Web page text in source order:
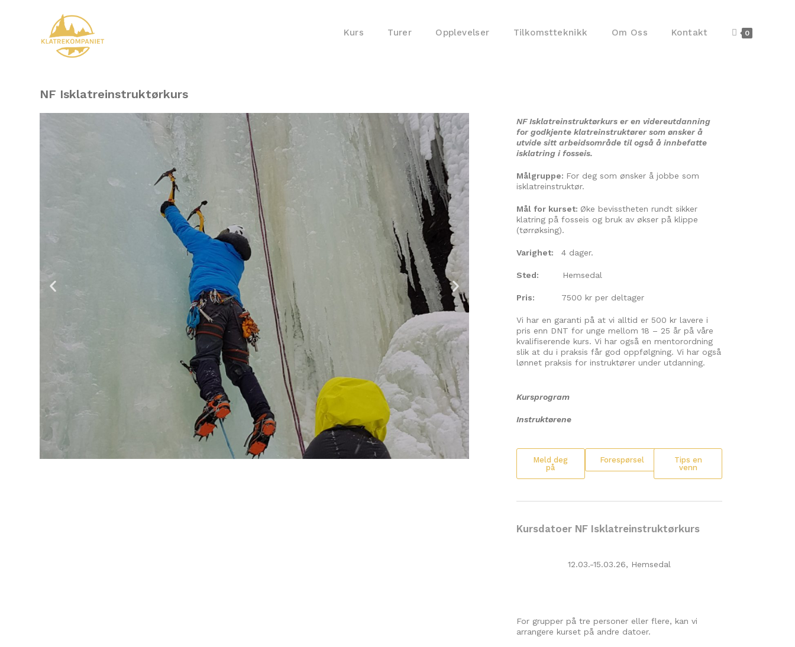
Kurs Turer Opplevelser Tilkomstteknikk Om Oss Kontakt 0
NF Isklatreinstruktørkurs
NF Isklatreinstruktørkurs er en videreutdanning
for godkjente klatreinstruktører som ønsker å
utvide sitt arbeidsområde til også å innbefatte
isklatring i fosseis.
Målgruppe: For deg som ønsker å jobbe som
isklatreinstruktør.
Mål for kurset: Øke bevisstheten rundt sikker
klatring på fosseis og bruk av økser på klippe
(tørrøksing).
Varighet: 4 dager.
Sted: Hemsedal
Pris: 7500 kr per deltager
Vi har en garanti på at vi alltid er 500 kr lavere i
pris enn DNT for unge mellom 18 – 25 år på våre
kvalifiserende kurs. Vi har også en mentorordning
slik at du i praksis får god oppfølgning. Vi har også
lønnet praksis for instruktører under utdanning.
Kursprogram
Instruktørene
Meld deg
på
Forespørsel
Tips en
venn
Kursdatoer NF Isklatreinstruktørkurs
12.03.-15.03.26, Hemsedal
For grupper på tre personer eller flere, kan vi
arrangere kurset på andre datoer.